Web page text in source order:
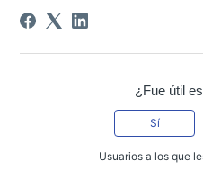
¿Fue útil
Sí
Usuarios a los que